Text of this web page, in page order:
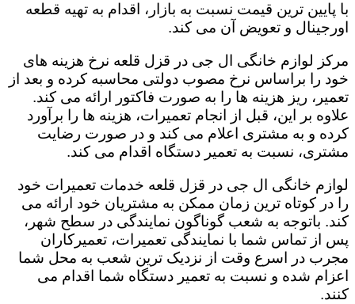
با پایین ترین قیمت نسبت به بازار، اقدام به تهیه قطعه
اورجینال و تعویض آن می کند.
مرکز لوازم خانگی ال جی در قزل قلعه نرخ هزینه های
خود را براساس نرخ مصوب دولتی محاسبه کرده و بعد از
تعمیر، ریز هزینه ها را به صورت فاکتور ارائه می کند.
علاوه بر این، قبل از انجام تعمیرات، هزینه ها را برآورد
کرده و به مشتری اعلام می کند و در صورت رضایت
مشتری، نسبت به تعمیر دستگاه اقدام می کند.
لوازم خانگی ال جی در قزل قلعه خدمات تعمیرات خود
را در کوتاه ترین زمان ممکن به مشتریان خود ارائه می
کند. باتوجه به شعب گوناگون نمایندگی در سطح شهر،
پس از تماس شما با نمایندگی تعمیرات، تعمیرکاران
مجرب در اسرع وقت از نزدیک ترین شعب به محل شما
اعزام شده و نسبت به تعمیر دستگاه شما اقدام می
کنند.